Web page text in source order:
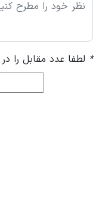
* لطفا عدد مقابل را